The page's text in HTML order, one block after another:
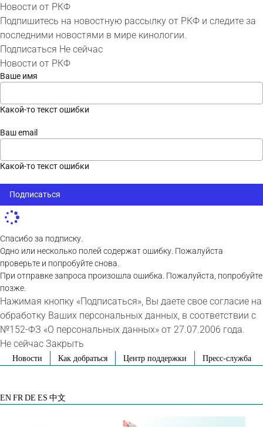
Новости от РКФ
Подпишитесь на новостную рассылку от РКФ и следите за
последними новостями в мире кинологии.
Подписаться Не сейчас
Новости от РКФ
Ваше имя
Какой-то текст ошибки
Ваш email
Какой-то текст ошибки
Подписаться
Спасибо за подписку.
Одно или несколько полей содержат ошибку. Пожалуйста
проверьте и попробуйте снова.
При отправке запроса произошла ошибка. Пожалуйста, попробуйте
позже.
Нажимая кнопку «Подписаться», Вы даете свое согласие на
обработку Ваших персональных данных, в соответствии с
№152-ФЗ «О персональных данных» от 27.07.2006 года.
Не сейчас Закрыть
SkipНовости Как добраться Центр поддержки Пресс-служба
EN FR DE ES 中文